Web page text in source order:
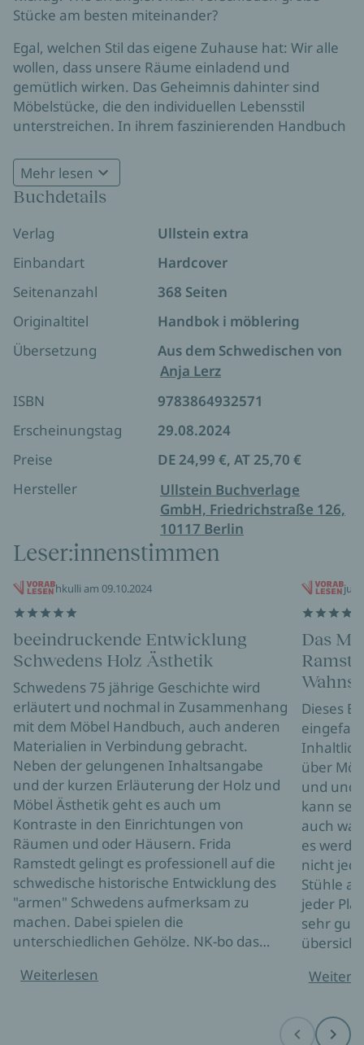
Stücke am besten miteinander?
Egal, welchen Stil das eigene Zuhause hat: Wir alle
wollen, dass unsere Räume einladend und
gemütlich wirken. Das Geheimnis dahinter sind
Möbelstücke, die den individuellen Lebensstil
unterstreichen. In ihrem faszinierenden Handbuch
Bestsellerautorin Frida Ramstedt die hierfür
wichtigsten Regeln: vom perfekten Esstisch zur
idealen Sitzgelegenheit bis zur Anordnung der
Wohnzimmermöbel werden die grundlegenden
Prinzipien vermittelt, die Einrichtungsprofis heute
anwenden - und was wir daraus lernen können. Mit
so einfachen wie eleganten Illustrationen ist
Möbel-Handbuch
Ihr Schlüssel, um schöne,
persönliche Räume in Ihrem Zuhause zu schaffen.
Mehr lesen
Buchdetails
Verlag
Ullstein extra
Einbandart
Hardcover
Seitenanzahl
368 Seiten
Originaltitel
Handbok i möblering
Übersetzung
Aus dem Schwedischen von
Anja Lerz
ISBN
9783864932571
Erscheinungstag
29.08.2024
Preise
DE 24,99 €, AT 25,70 €
Hersteller
Ullstein Buchverlage
GmbH, Friedrichstraße 126,
10117 Berlin
Leser:innenstimmen
hkulli am 09.10.2024
beeindruckende Entwicklung
Schwedens Holz Ästhetik
Schwedens 75 jährige Geschichte wird
erläutert und nochmal in Zusammenhang
mit dem Möbel Handbuch, auch anderen
Materialien in Verbindung gebracht.
Neben der gelungenen Inhaltsangabe
und der kurzen Erläuterung der Holz und
Möbel Ästhetik geht es auch um
Kontraste in den Einrichtungen von
Räumen und oder Häusern. Frida
Ramstedt gelingt es professionell auf die
schwedische historische Entwicklung des
"armen" Schwedens aufmerksam zu
machen. Dabei spielen die
unterschiedlichen Gehölze. NK-bo das…
Weiterlesen
Das
Dieses
Inhaltlich
über
und und
kann
auch
es
nicht
Stühle
jeder
sehr gut
Before Next